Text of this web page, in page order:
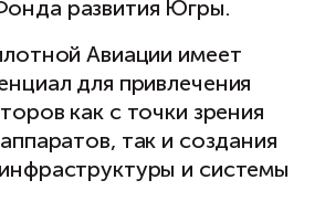
развития Югры.
Авиации имеет
для привлечения
как с точки зрения
так и создания
и системы